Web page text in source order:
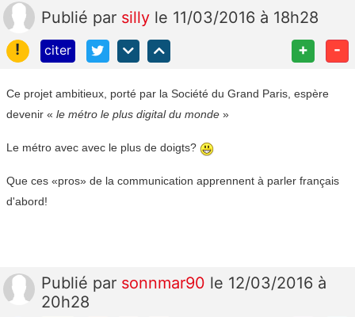
Publié par silly le 11/03/2016 à 18h28
!
citer + -
Ce projet ambitieux, porté par la Société du Grand Paris, espère
devenir « le métro le plus digital du monde »
Le métro avec avec le plus de doigts?
Que ces «pros» de la communication apprennent à parler français
d'abord!
Publié par sonnmar90 le 12/03/2016 à
20h28